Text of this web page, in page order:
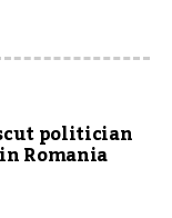
politician
Romania